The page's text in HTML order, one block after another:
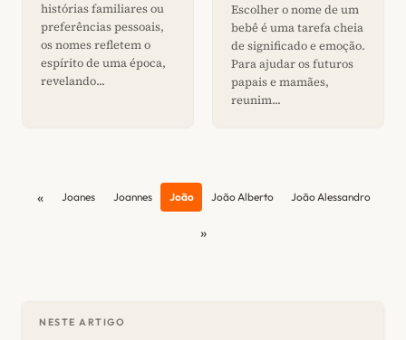
histórias familiares ou
preferências pessoais,
os nomes refletem o
espírito de uma época,
revelando...
Escolher o nome de um
bebê é uma tarefa cheia
de significado e emoção.
Para ajudar os futuros
papais e mamães,
reunim...
« Joanes Joannes João João Alberto João Alessandro
»
NESTE ARTIGO